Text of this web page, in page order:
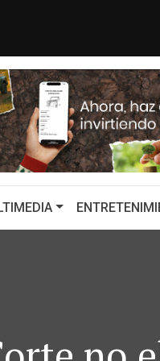
Luis Cárdenas